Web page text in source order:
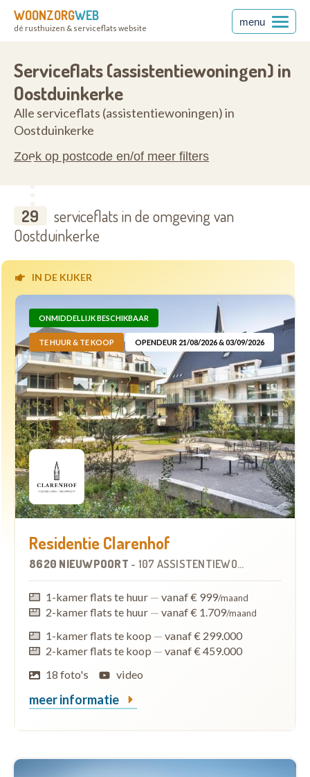
WOONZORGWEB
dé rusthuizen & serviceflats website
menu
Serviceflats (assistentiewoningen) in
Oostduinkerke
Alle serviceflats (assistentiewoningen) in
Oostduinkerke
Zoek op postcode en/of meer filters
29
serviceflats in de omgeving van
Oostduinkerke
IN DE KIJKER
ONMIDDELLIJK BESCHIKBAAR
TE HUUR & TE KOOP OPENDEUR 21/08/2026 & 03/09/2026
Residentie Clarenhof
8620 NIEUWPOORT - 107 ASSISTENTIEWONINGEN
1-kamer flats te huur — vanaf € 999/maand
2-kamer flats te huur — vanaf € 1.709/maand
1-kamer flats te koop — vanaf € 299.000
2-kamer flats te koop — vanaf € 459.000
18 foto's
video
meer informatie